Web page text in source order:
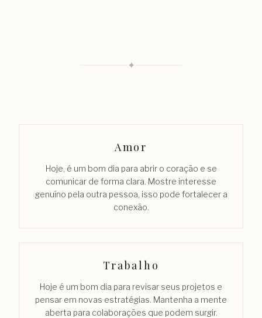
✦
Amor
Hoje, é um bom dia para abrir o coração e se
comunicar de forma clara. Mostre interesse
genuíno pela outra pessoa, isso pode fortalecer a
conexão.
Trabalho
Hoje é um bom dia para revisar seus projetos e
pensar em novas estratégias. Mantenha a mente
aberta para colaborações que podem surgir.